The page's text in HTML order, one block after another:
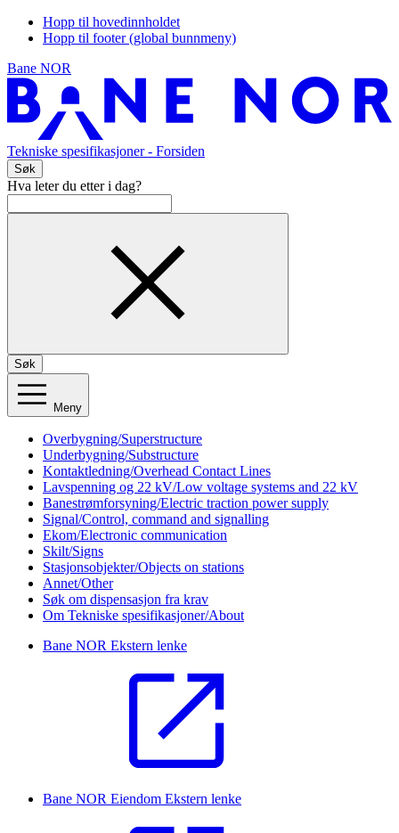
Hopp til hovedinnholdet
Hopp til footer (global bunnmeny)
Bane NOR
Tekniske spesifikasjoner- Forsiden
Søk
Hva leter du etter i dag?
Søk
Meny
Overbygning/Superstructure
Underbygning/Substructure
Kontaktledning/Overhead Contact Lines
Lavspenning og 22 kV/Low voltage systems and 22 kV
Banestrømforsyning/Electric traction power supply
Signal/Control, command and signalling
Ekom/Electronic communication
Skilt/Signs
Stasjonsobjekter/Objects on stations
Annet/Other
Søk om dispensasjon fra krav
Om Tekniske spesifikasjoner/About
Bane NOR Ekstern lenke
Bane NOR Eiendom Ekstern lenke